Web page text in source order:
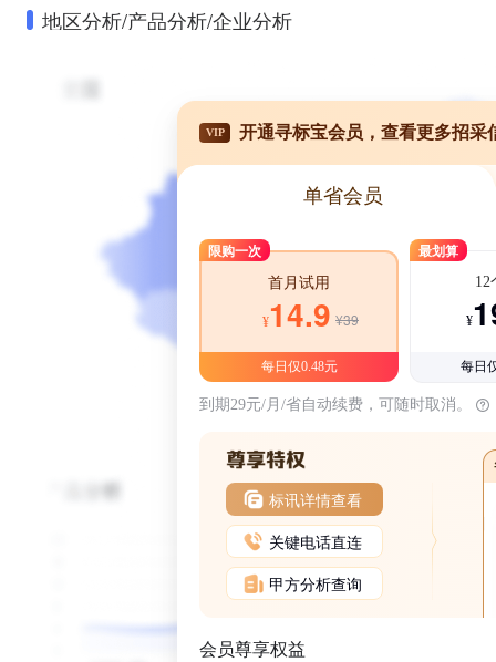
地区分析/产品分析/企业分析
VIP 开通寻标宝会员，查看更多招采
单省会员
限购一次
首月试用
¥14.9 ¥39
每日仅0.48元
最划算
12
¥
每日
到期29元/月/省自动续费，可随时取消。
标讯详情查看
关键电话直连
甲方分析查询
会员尊享权益